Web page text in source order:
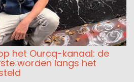
het Ourcq-kanaal: de
worden langs het